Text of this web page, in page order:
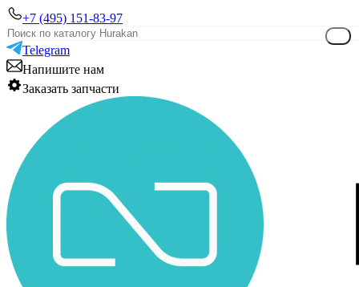
+7 (495) 151-83-97
Telegram
Напишите нам
Заказать запчасти